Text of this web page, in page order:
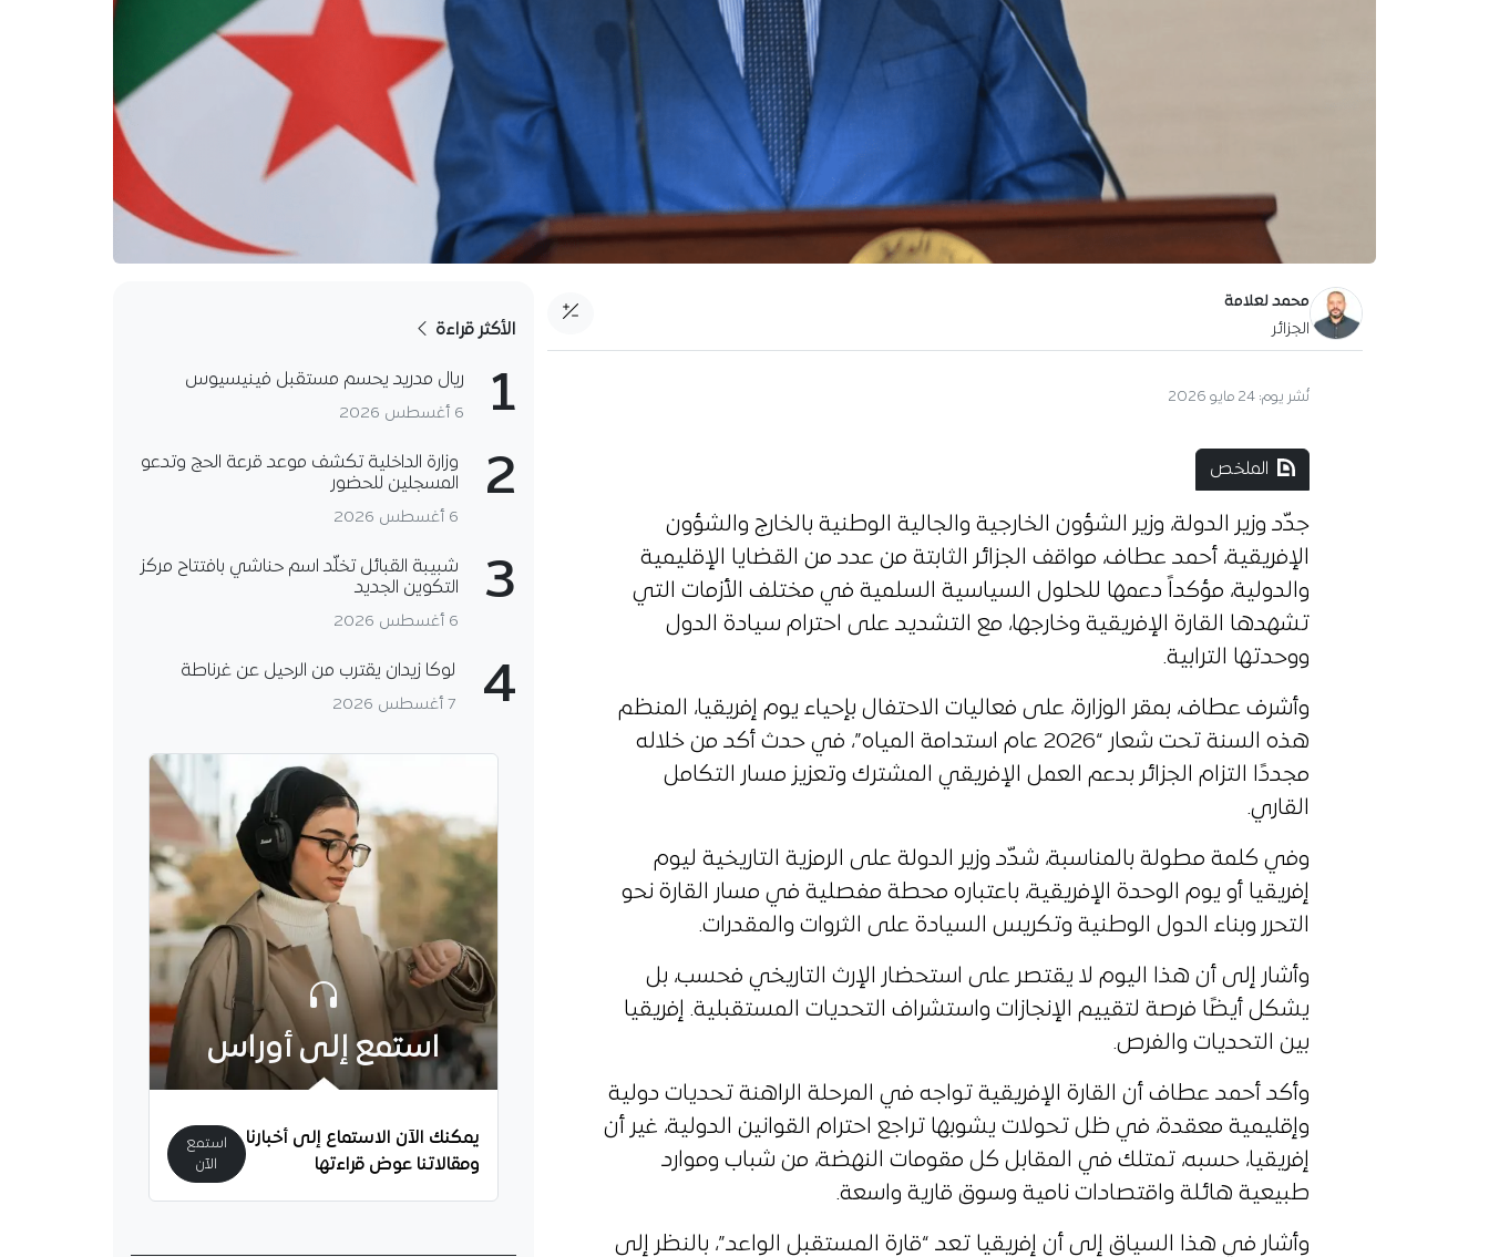
محمد لعلامة
الجزائر
نُشر يوم: 24 مايو 2026
الملخص
جدّد وزير الدولة، وزير الشؤون الخارجية والجالية الوطنية بالخارج والشؤون
الإفريقية، أحمد عطاف، مواقف الجزائر الثابتة من عدد من القضايا الإقليمية
والدولية، مؤكداً دعمها للحلول السياسية السلمية في مختلف الأزمات التي
تشهدها القارة الإفريقية وخارجها، مع التشديد على احترام سيادة الدول
ووحدتها الترابية.
وأشرف عطاف، بمقر الوزارة، على فعاليات الاحتفال بإحياء يوم إفريقيا، المنظم
هذه السنة تحت شعار “2026 عام استدامة المياه”، في حدث أكد من خلاله
مجددًا التزام الجزائر بدعم العمل الإفريقي المشترك وتعزيز مسار التكامل
القاري.
وفي كلمة مطولة بالمناسبة، شدّد وزير الدولة على الرمزية التاريخية ليوم
إفريقيا أو يوم الوحدة الإفريقية، باعتباره محطة مفصلية في مسار القارة نحو
التحرر وبناء الدول الوطنية وتكريس السيادة على الثروات والمقدرات.
وأشار إلى أن هذا اليوم لا يقتصر على استحضار الإرث التاريخي فحسب، بل
يشكل أيضًا فرصة لتقييم الإنجازات واستشراف التحديات المستقبلية. إفريقيا
بين التحديات والفرص.
وأكد أحمد عطاف أن القارة الإفريقية تواجه في المرحلة الراهنة تحديات دولية
وإقليمية معقدة، في ظل تحولات يشوبها تراجع احترام القوانين الدولية، غير أن
إفريقيا، حسبه، تمتلك في المقابل كل مقومات النهضة، من شباب وموارد
طبيعية هائلة واقتصادات نامية وسوق قارية واسعة.
وأشار في هذا السياق إلى أن إفريقيا تعد “قارة المستقبل الواعد”، بالنظر إلى
الأكثر قراءة
1 ريال مدريد يحسم مستقبل فينيسيوس
6 أغسطس 2026
2
وزارة الداخلية تكشف موعد قرعة الحج وتدعو
المسجلين للحضور
6 أغسطس 2026
3
شبيبة القبائل تخلّد اسم حناشي بافتتاح مركز
التكوين الجديد
6 أغسطس 2026
4 لوكا زيدان يقترب من الرحيل عن غرناطة
7 أغسطس 2026
استمع إلى أوراس
يمكنك الآن الاستماع إلى أخبارنا
ومقالاتنا عوض قراءتها
استمع
الآن